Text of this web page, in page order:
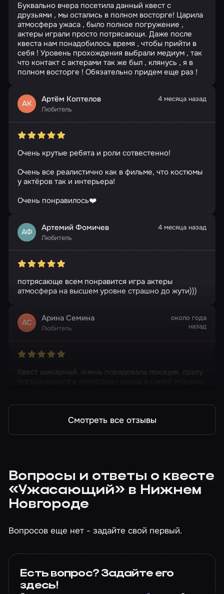
Буквально вчера посетила данный квест с
друзьями , мы остались в полном восторге! Царила
атмосфера ужаса , было полное погружение ,
актеры играли просто потрясающи. Даже после
квеста нам понадобилось время , чтобы прийти в
себя ! Уровень прохождения выбрали медиум , так
что контакт с актерами так же был , клянусь , я в
полном восторге ! Обязательно придем еще раз !
АК Артём Коптелов
Любитель
4 месяца назад
Очень крутые ребята и роли сотвестенно!
Очень все реалистично как в фильме, что костюмы
у актёров так и интерьера!
Очень понравилось❤️
АФ Артемий Фомичев
Любитель
4 месяца назад
потрясающе всем понравится игра актеры
атмосфера на высшем уровне страшно до жути)))
АС Арина Семина
Любитель
около года
назад
Квест шикарный, очень порадовала локация, сразу
Смотреть все отзывы
Вопросы и ответы о квесте
«Ужасающий» в Нижнем
Новгороде
Вопросов еще нет - задайте свой первый.
Есть вопрос? Задайте его
здесь!